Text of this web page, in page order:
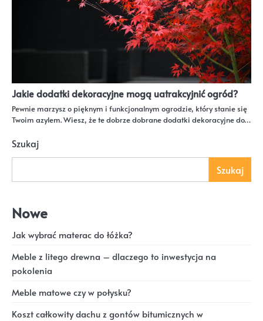
Jakie dodatki dekoracyjne mogą uatrakcyjnić ogród?
Pewnie marzysz o pięknym i funkcjonalnym ogrodzie, który stanie się
Twoim azylem. Wiesz, że te dobrze dobrane dodatki dekoracyjne do…
Szukaj
Szukaj
Nowe
Jak wybrać materac do łóżka?
Meble z litego drewna – dlaczego to inwestycja na
pokolenia
Meble matowe czy w połysku?
Koszt całkowity dachu z gontów bitumicznych w